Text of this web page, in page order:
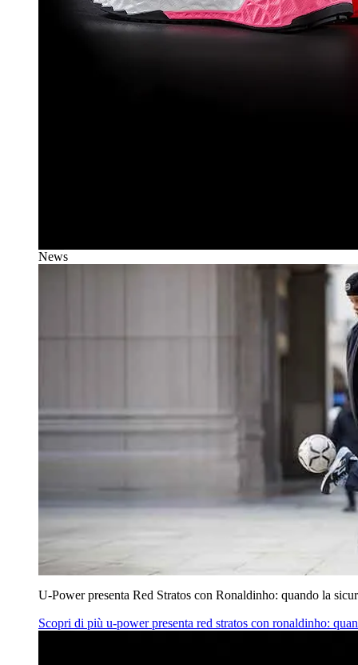
News
U‑Power presenta Red Stratos con Ronaldinho: quando la
Scopri di più u‑power presenta red stratos con ronaldinho: